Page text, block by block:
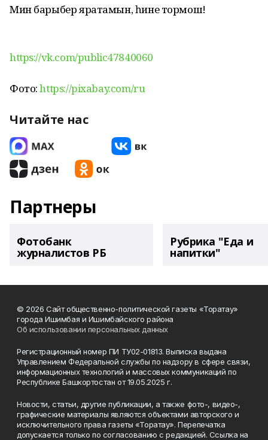
Мин барыбер яратамын, һине тормош!
https://vk.com/public47840060
Фото:https://pixabay.com/ru
Читайте нас
Партнеры
Фотобанк
журналистов РБ
Рубрика "Еда и
напитки"
© 2026 Сайт общественно-политической газеты «Торатау»
города Ишимбая и Ишимбайского района
Об использовании персональных данных
Регистрационный номер ПИ ТУ02-01813. Выписка выдана
Управлением Федеральной службы по надзору в сфере связи,
информационных технологий и массовых коммуникаций по
Республике Башкортостан от 19.05.2025 г.
Новости, статьи, другие публикации, а также фото-, видео-,
графические материалы являются объектами авторского и
исключительного права газеты «Торатау». Перепечатка
допускается только по согласованию с редакцией. Ссылка на